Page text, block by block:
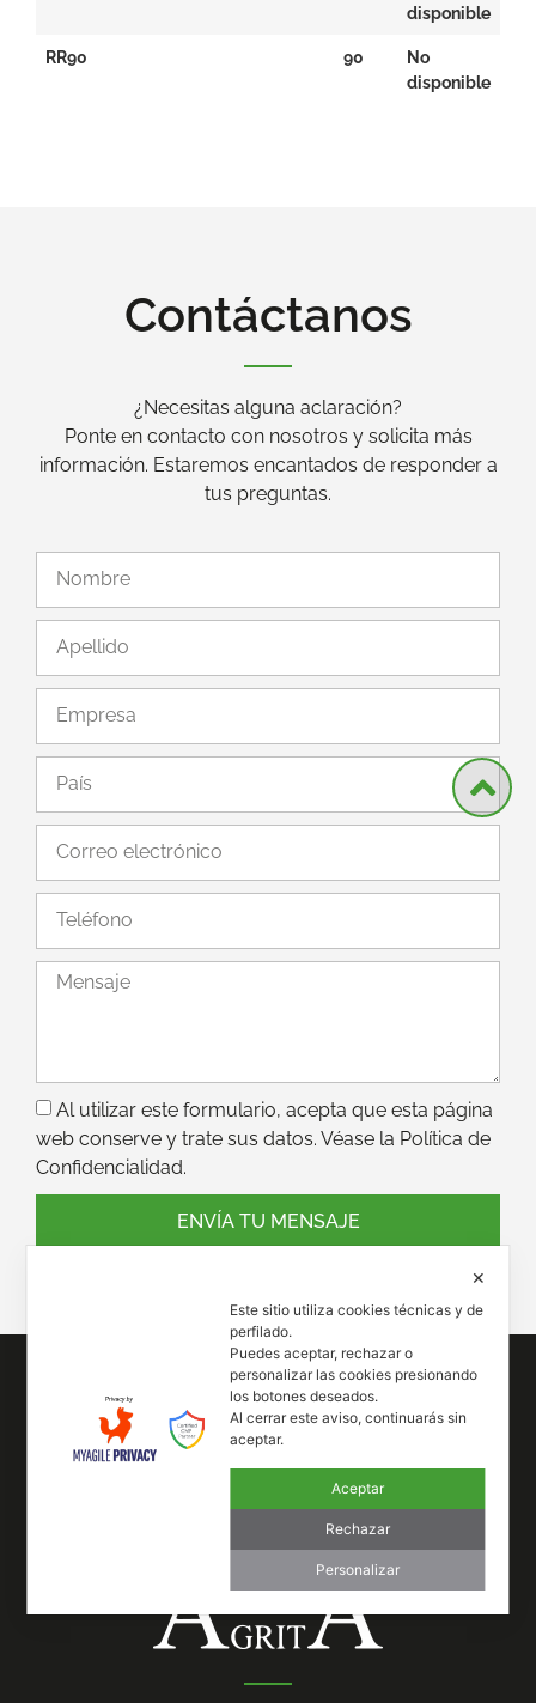
disponible
RR90 90
No
disponible
Contáctanos
¿Necesitas alguna aclaración?
Ponte en contacto con nosotros y solicita más
información. Estaremos encantados de responder a
tus preguntas.
Al utilizar este formulario, acepta que esta página
web conserve y trate sus datos. Véase la Política de
Confidencialidad.
ENVÍA TU MENSAJE
✕
Este sitio utiliza cookies técnicas y de
perfilado.
Puedes aceptar, rechazar o
personalizar las cookies presionando
los botones deseados.
Al cerrar este aviso, continuarás sin
aceptar.
Aceptar
Rechazar
Personalizar